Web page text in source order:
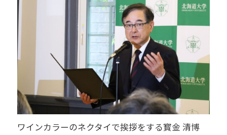
ワインカラーのネクタイで挨拶をする寳金 清博